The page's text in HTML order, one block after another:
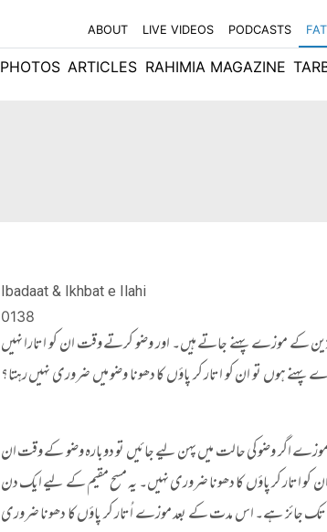
ABOUT LIVE VIDEOS PODCASTS
PHOTOS ARTICLES RAHIMIA MAGAZINE
Ibadaat & Ikhbat e Ilahi
0138
کے موزے پہنے جاتے ہیں۔ اور وضو کرتے وقت ان کو اتارا نہیں
ہوں تو ان کو اتار کر پاؤں کا دھونا وضو میں ضروری نہیں رہتا؟
اگر وضو کی حالت میں پہن لیے جائیں تو دوبارہ وضو کے وقت ان
کو اتار کر پاؤں کا دھونا ضروری نہیں۔ یہ مسح مقیم کے لیے ایک دن
جائز ہے۔ اس مدت کے بعد موزے اُتار کر پاؤں کا دھونا ضروری